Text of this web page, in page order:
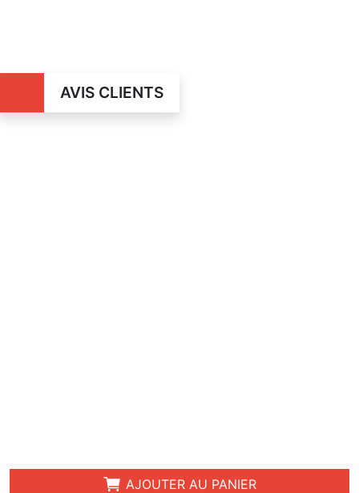
AVIS CLIENTS
AJOUTER AU PANIER